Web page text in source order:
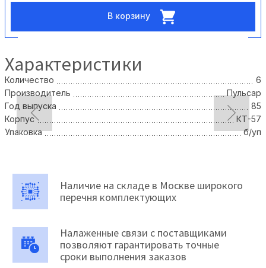
В корзину
Характеристики
Количество
6
Производитель
Пульсар
Год выпуска
85
Корпус
КТ-57
Упаковка
б/уп
Наличие на складе в Москве широкого
перечня комплектующих
Налаженные связи с поставщиками
позволяют гарантировать точные
сроки выполнения заказов